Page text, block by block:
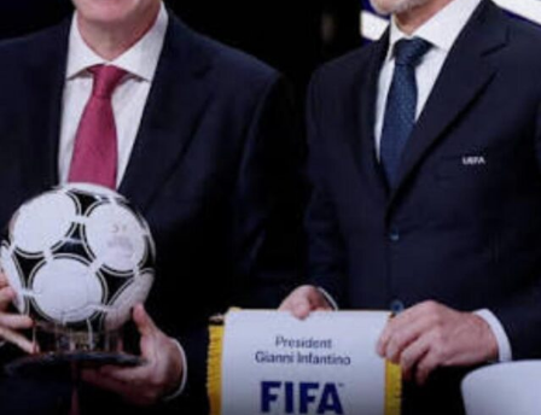
League, el argentino ha tenido un total de 23 partidos
jugados y 3 goles anotados. Su desempeño está apenas
debajo del jugador Kylian Mbappé, quien ha realizado 17
pases de gol en toda la temporada.
Frente a las críticas, el exjugador Sergio Agüero defendió
públicamente el desempeño de Lionel Messi, diciendo:
“Leo jugó bien. La rompió, y no porque sea mi amigo.
Estuvo muy bien, estuvo muy activo, lástima del penalti,
pero después la rompió. Las revistas y diarios de Francia
lo ‘mataron’, son unos giles”.
Conecta con Enfoque Now en todas nuestras Redes